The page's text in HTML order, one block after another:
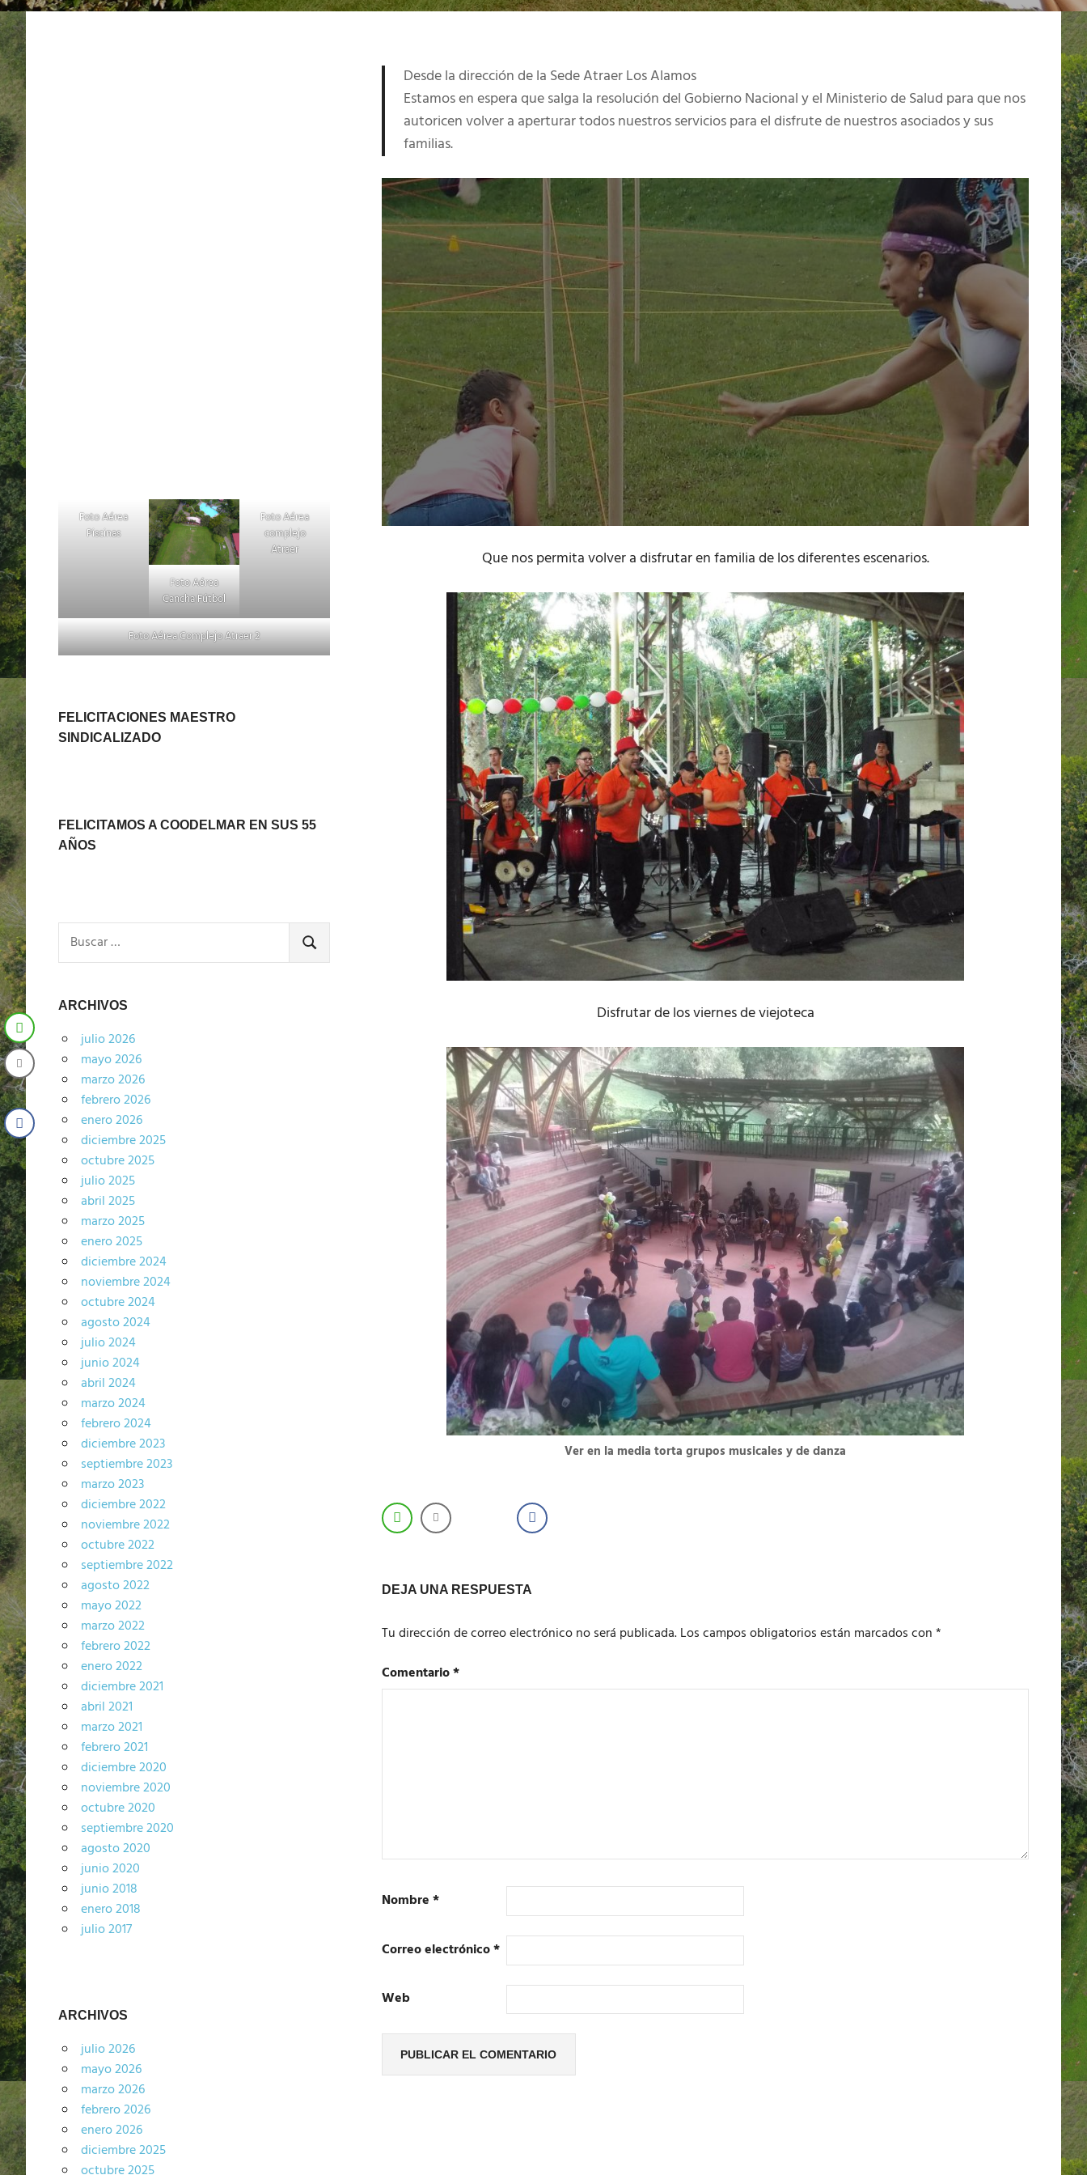
Desde la dirección de la Sede Atraer Los Alamos
Estamos en espera que salga la resolución del Gobierno Nacional y el Ministerio de Salud para que nos
autoricen volver a aperturar todos nuestros servicios para el disfrute de nuestros asociados y sus
familias.
Que nos permita volver a disfrutar en familia de los diferentes escenarios.
Disfrutar de los viernes de viejoteca
Ver en la media torta grupos musicales y de danza
DEJA UNA RESPUESTA
Tu dirección de correo electrónico no será publicada.Los campos obligatorios están marcados con*
Comentario*
Nombre*
Correo electrónico*
Web
Foto Aérea
Piscinas
Foto Aérea
Cancha Fútbol
Foto Aérea
complejo
Atraer
Foto Aérea Complejo Atraer 2
FELICITACIONES MAESTRO
SINDICALIZADO
FELICITAMOS A COODELMAR EN SUS 55
AÑOS
BUSCAR
ARCHIVOS
julio 2026
mayo 2026
marzo 2026
febrero 2026
enero 2026
diciembre 2025
octubre 2025
julio 2025
abril 2025
marzo 2025
enero 2025
diciembre 2024
noviembre 2024
octubre 2024
agosto 2024
julio 2024
junio 2024
abril 2024
marzo 2024
febrero 2024
diciembre 2023
septiembre 2023
marzo 2023
diciembre 2022
noviembre 2022
octubre 2022
septiembre 2022
agosto 2022
mayo 2022
marzo 2022
febrero 2022
enero 2022
diciembre 2021
abril 2021
marzo 2021
febrero 2021
diciembre 2020
noviembre 2020
octubre 2020
septiembre 2020
agosto 2020
junio 2020
junio 2018
enero 2018
julio 2017
ARCHIVOS
julio 2026
mayo 2026
marzo 2026
febrero 2026
enero 2026
diciembre 2025